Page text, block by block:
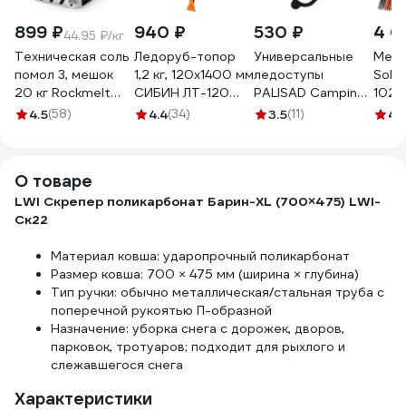
899 ₽44.95 ₽/кг
Техническая соль
помол 3, мешок
20 кг Rockmelt
65387
4.5(58)
940 ₽
Ледоруб-топор
1,2 кг, 120х1400 мм
СИБИН ЛТ-120
21958-1
4.4(34)
530 ₽
Универсальные
ледоступы
PALISAD Camping
р. L (37-42)
3.5(11)
4
4.7
О товаре
LWI Скрепер поликарбонат Барин-XL (700×475) LWI-
Ск22
Материал ковша: ударопрочный поликарбонат
Размер ковша: 700 × 475 мм (ширина × глубина)
Тип ручки: обычно металлическая/стальная труба с
поперечной рукоятью П-образной
Назначение: уборка снега с дорожек, дворов,
парковок, тротуаров; подходит для рыхлого и
слежавшегося снега
Характеристики